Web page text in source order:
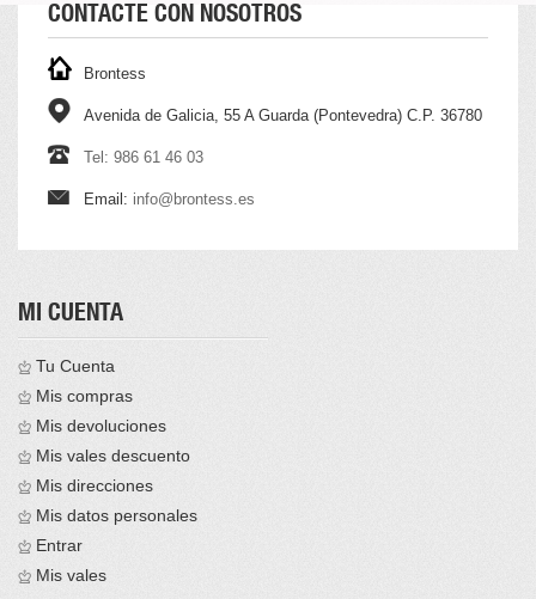
CONTACTE CON NOSOTROS
Brontess
Avenida de Galicia, 55 A Guarda (Pontevedra) C.P. 36780
Tel: 986 61 46 03
Email: info@brontess.es
MI CUENTA
Tu Cuenta
Mis compras
Mis devoluciones
Mis vales descuento
Mis direcciones
Mis datos personales
Entrar
Mis vales